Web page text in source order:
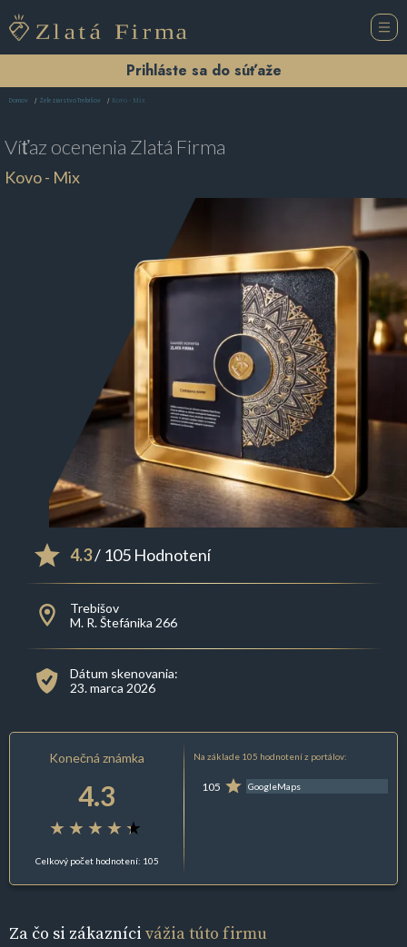
Prihláste sa do súťaže
Domov Železiarstvo Trebišov Kovo - Mix
Víťaz ocenenia Zlatá Firma
Kovo - Mix
4.3/ 105 Hodnotení
Trebišov
M. R. Štefánika 266
Dátum skenovania:
23. marca 2026
Konečná známka
4.3
Celkový počet hodnotení: 105
Na základe 105 hodnotení z portálov:
105 GoogleMaps
Za čo si zákazníci vážia túto firmu